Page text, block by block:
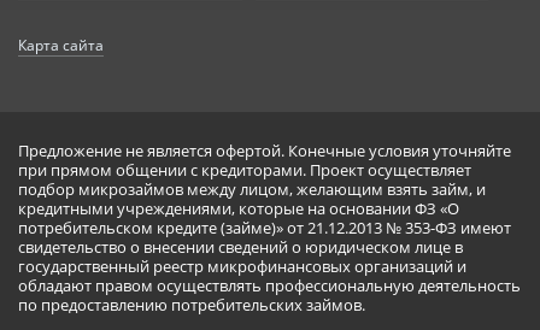
Карта сайта
Предложение не является офертой. Конечные условия уточняйте
при прямом общении с кредиторами. Проект осуществляет
подбор микрозаймов между лицом, желающим взять займ, и
кредитными учреждениями, которые на основании ФЗ «О
потребительском кредите (займе)» от 21.12.2013 № 353-ФЗ имеют
свидетельство о внесении сведений о юридическом лице в
государственный реестр микрофинансовых организаций и
обладают правом осуществлять профессиональную деятельность
по предоставлению потребительских займов.